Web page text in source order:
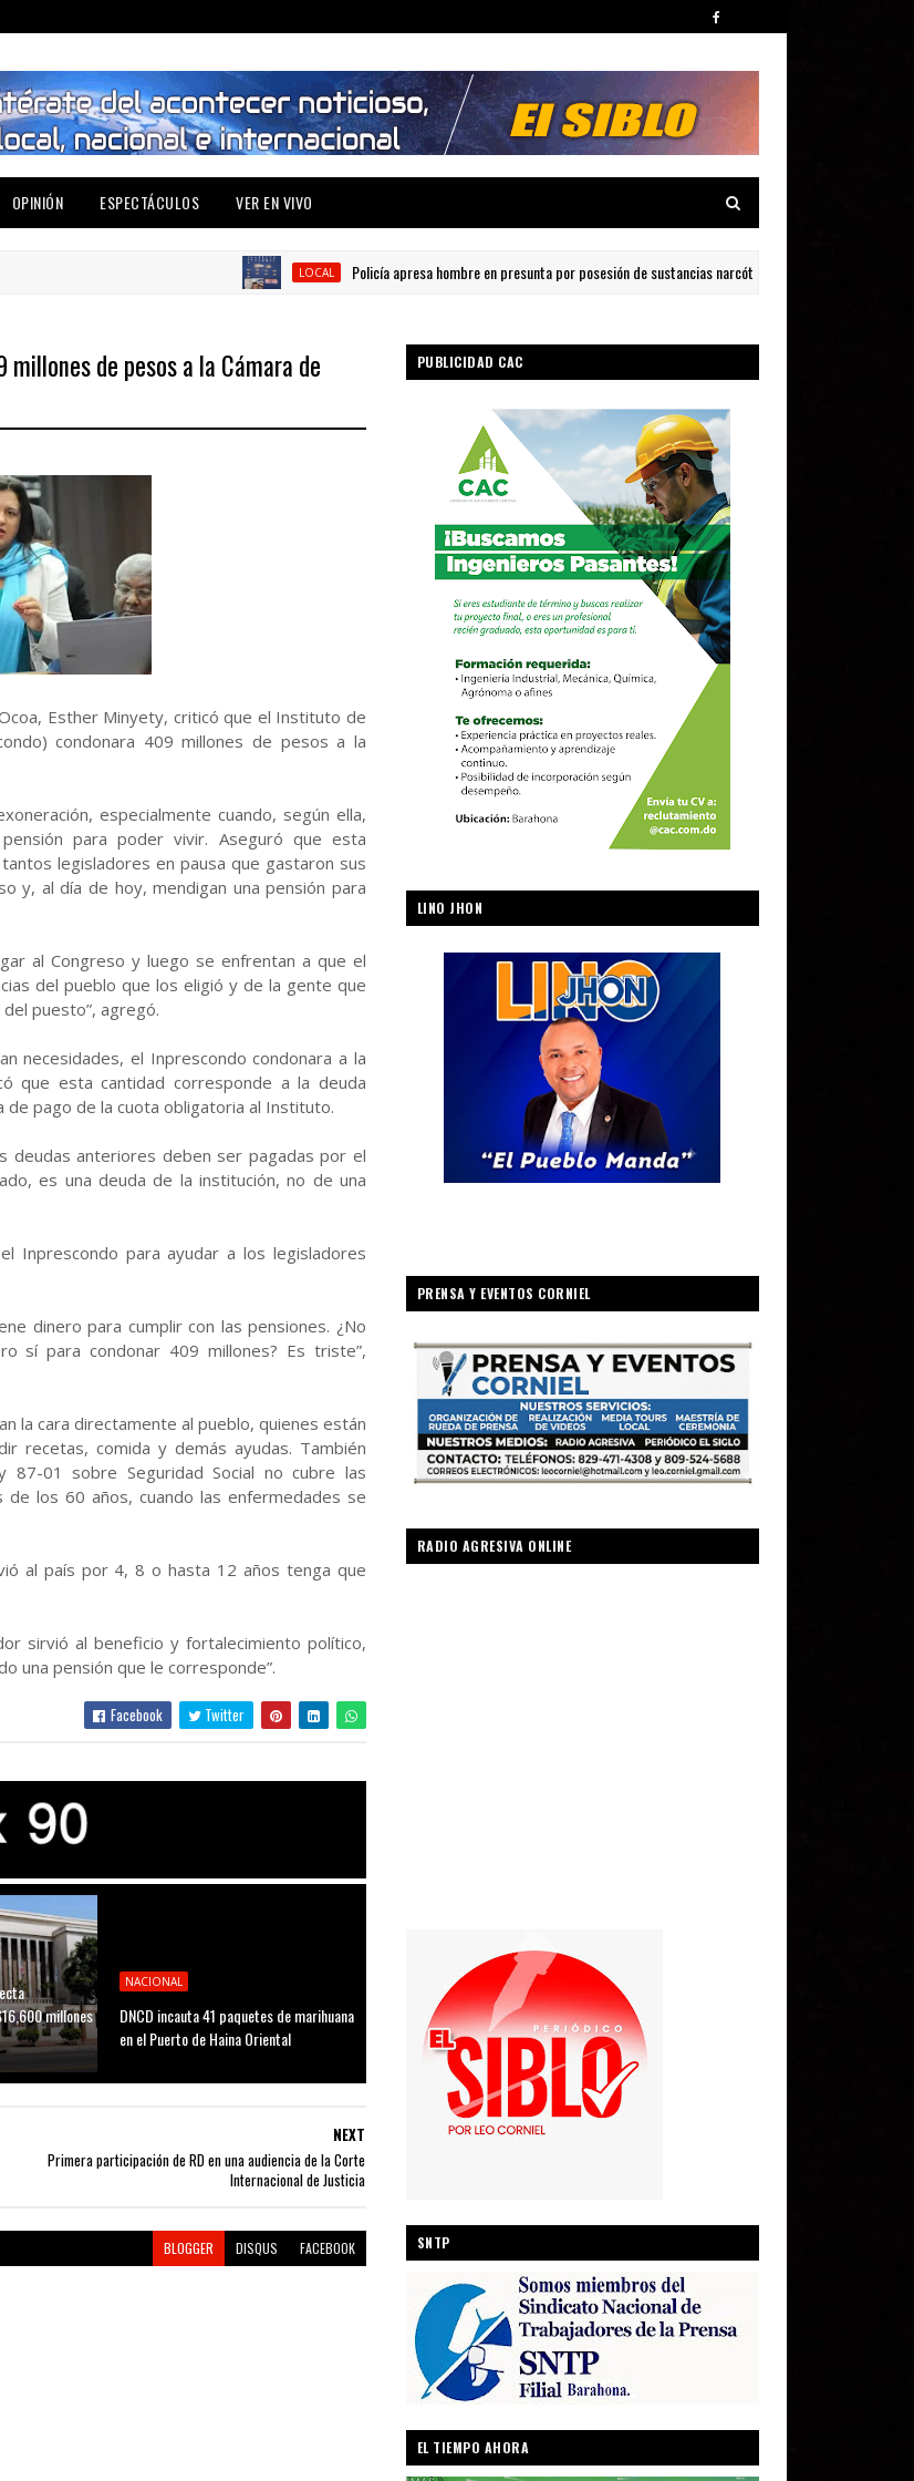
OPINIÓN ESPECTÁCULOS VER EN VIVO
LOCAL Policía apresa hombre en presunta por posesión de sustancias narcóticas en Ojeda, Barahona
de pesos a la Cámara de
Esther Minyety, criticó que el Instituto de
condonara 409 millones de pesos a la
especialmente cuando, según ella,
para poder vivir. Aseguró que esta
legisladores en pausa que gastaron sus
y, al día de hoy, mendigan una pensión para
al Congreso y luego se enfrentan a que el
del pueblo que los eligió y de la gente que
puesto”, agregó.
necesidades, el Inprescondo condonara a la
que esta cantidad corresponde a la deuda
de pago de la cuota obligatoria al Instituto.
deudas anteriores deben ser pagadas por el
es una deuda de la institución, no de una
Inprescondo para ayudar a los legisladores
dinero para cumplir con las pensiones. ¿No
sí para condonar 409 millones? Es triste”,
la cara directamente al pueblo, quienes están
recetas, comida y demás ayudas. También
01 sobre Seguridad Social no cubre las
los 60 años, cuando las enfermedades se
al país por 4, 8 o hasta 12 años tenga que
sirvió al beneficio y fortalecimiento político,
una pensión que le corresponde”.
Facebook Twitter
millones
NACIONAL
DNCD incauta 41 paquetes de marihuana
en el Puerto de Haina Oriental
NEXT
Primera participación de RD en una audiencia de la Corte
Internacional de Justicia
BLOGGER DISQUS FACEBOOK
PUBLICIDAD CAC
LINO JHON
PRENSA Y EVENTOS CORNIEL
RADIO AGRESIVA ONLINE
SNTP
EL TIEMPO AHORA